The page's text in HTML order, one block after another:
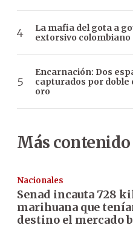
La mafia del gota a
extorsivo colombiano
Encarnación: Dos
capturados por
oro
Más contenido
Nacionales
Senad incauta 728
marihuana que
destino el mercado